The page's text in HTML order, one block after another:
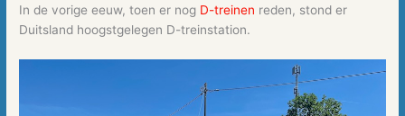
In de vorige eeuw, toen er nog D-treinen reden, stond er
Duitsland hoogstgelegen D-treinstation.